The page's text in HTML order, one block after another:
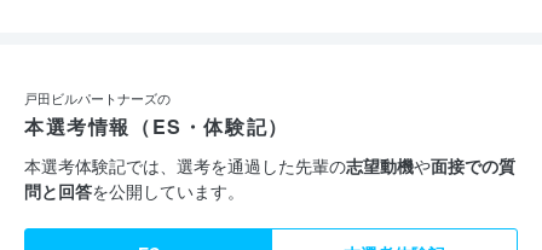
田ビルパートナーズ株式会社は、総合管理会社として、建物の寿
命を永く保ち、価値をより高めることを使命として質の高いサー
ビス提供に努めています。 私たちが大切にしたいのは、戸田建
設グループの特色である誠実さを基盤に「心地よさ」と「安心」
を追求し続けること。さらに、お客様と同じ目線でともに未来を
戸田ビルパートナーズの
本選考情報（ES・体験記）
本選考体験記では、選考を通過した先輩の志望動機や面接での質
問と回答を公開しています。